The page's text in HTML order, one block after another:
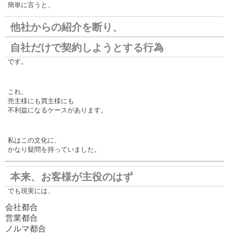
簡単に言うと、
他社からの紹介を断り、
自社だけで契約しようとする行為
です。
これ、
売主様にも買主様にも
不利益になるケースがあります。
私はこの文化に、
かなり疑問を持っていました。
本来、お客様が主役のはず
でも現実には、
会社都合
営業都合
ノルマ都合